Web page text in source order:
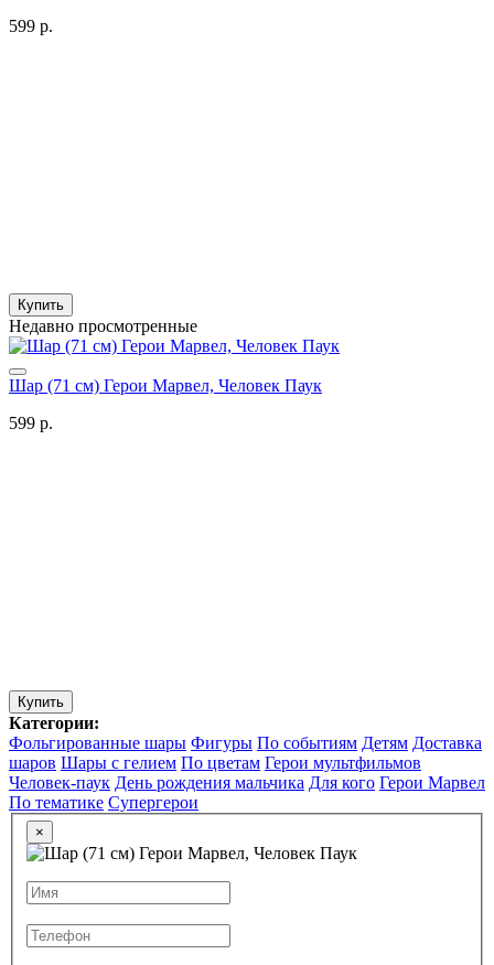
599 р.
Купить
Недавно просмотренные
Шар (71 см) Герои Марвел, Человек Паук
599 р.
Купить
Категории:
Фольгированные шары Фигуры По событиям Детям Доставка
шаров Шары с гелием По цветам Герои мультфильмов
Человек-паук День рождения мальчика Для кого Герои Марвел
По тематике Супергерои
×